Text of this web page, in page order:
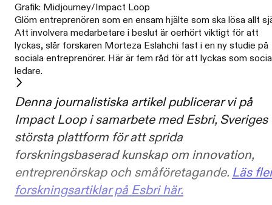
Grafik: Midjourney/Impact Loop
Glöm entreprenören som en ensam hjälte som ska lösa allt
Att involvera medarbetare i beslut är oerhört viktigt för att
lyckas, slår forskaren Morteza Eslahchi fast i en ny studie på
sociala entreprenörer. Här är fem råd för att lyckas som
ledare.
Denna journalistiska artikel publicerar vi på
Impact Loop i samarbete med Esbri, Sveriges
största plattform för att sprida
forskningsbaserad kunskap om innovation,
entreprenörskap och småföretagande. Läs
forskningsartiklar på Esbri här.